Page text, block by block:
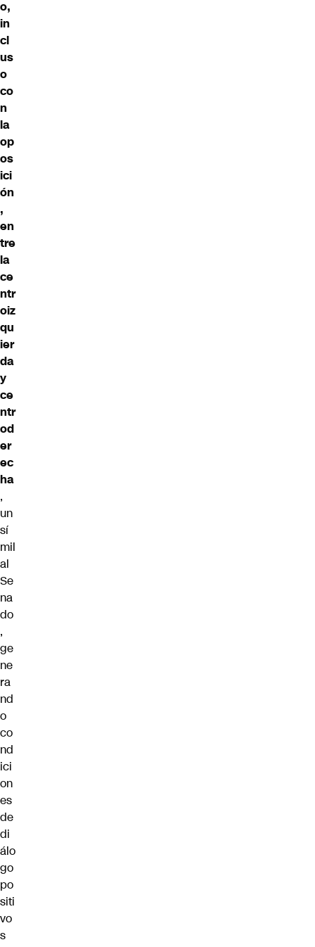
o,
in
cl
us
o
co
n
la
op
os
ici
ón
,
en
tre
la
ce
ntr
oiz
qu
ier
da
y
ce
ntr
od
er
ec
ha
,
un
sí
mil
al
Se
na
do
,
ge
ne
ra
nd
o
co
nd
ici
on
es
de
di
álo
go
po
siti
vo
s